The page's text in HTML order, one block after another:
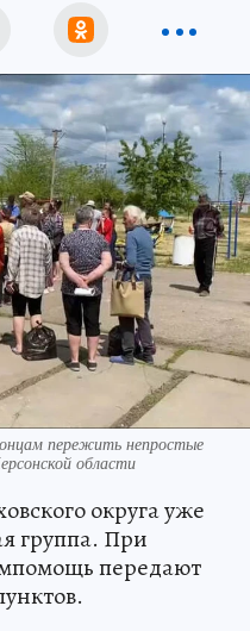
пережить непростые
области
округа уже
группа. При
передают